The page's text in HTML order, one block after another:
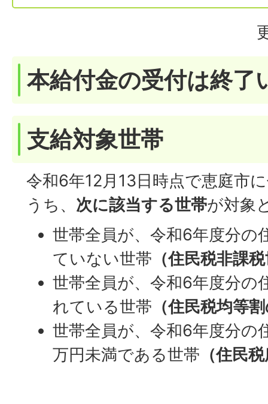
本給付金の受付は終了
支給対象世帯
令和6年12月13日時点で恵庭市
うち、 次に該当する世帯が対象
世帯全員が、令和6年度分の
ていない世帯 （住民税非課
世帯全員が、令和6年度分の
れている世帯 （住民税均等
世帯全員が、令和6年度分の
万円未満である世帯 （住民